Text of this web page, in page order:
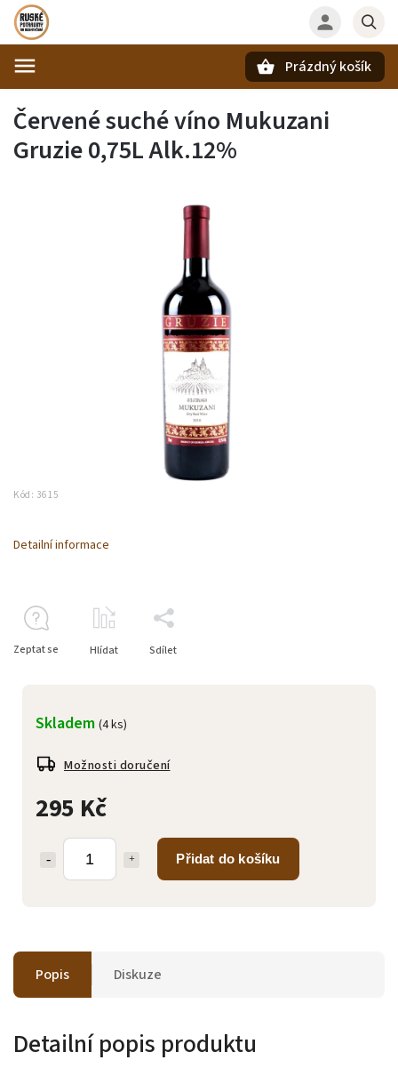
Prázdný košík
Červené suché víno Mukuzani
Gruzie 0,75L Alk.12%
Kód: 3615
295 Kč
Přidat do košíku
Skladem (4 ks)
Možnosti doručení
Detailní informace
Zeptat se Hlídat Sdílet
Popis Diskuze
Detailní popis produktu